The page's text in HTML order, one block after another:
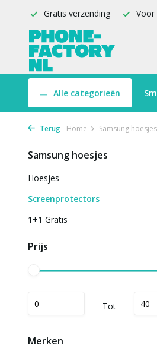
Gratis verzending Voor
Alle categorieën
Terug Home Samsung hoesjes
Samsung hoesjes
Hoesjes
Screenprotectors
1+1 Gratis
Prijs
Tot
Merken